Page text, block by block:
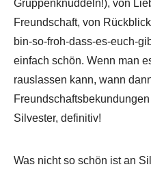
Gruppenknuddeln!), von
Freundschaft, von
bin-so-froh-dass-es-euch-
einfach schön. Wenn man
rauslassen kann, wann
Silvester, definitiv!
Was nicht so schön ist an